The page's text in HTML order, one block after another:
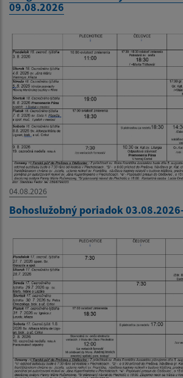
09.08.2026
04.08.2026
Bohoslužobný poriadok